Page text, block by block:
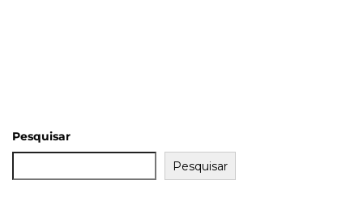
Pesquisar
Pesquisar